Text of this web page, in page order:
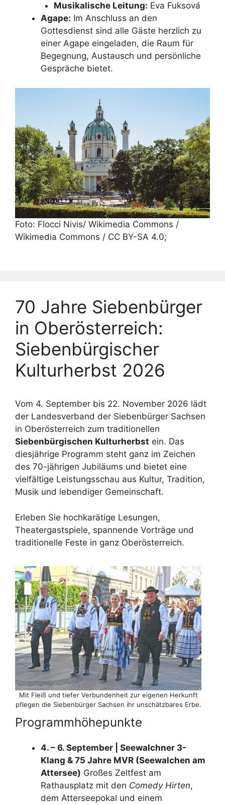
Musikalische Leitung: Eva Fuksová
Agape: Im Anschluss an den
Gottesdienst sind alle Gäste herzlich zu
einer Agape eingeladen, die Raum für
Begegnung, Austausch und persönliche
Gespräche bietet.
Foto: Flocci Nivis/ Wikimedia Commons /
Wikimedia Commons / CC BY-SA 4.0;
70 Jahre Siebenbürger
in Oberösterreich:
Siebenbürgischer
Kulturherbst 2026
Vom 4. September bis 22. November 2026 lädt
der Landesverband der Siebenbürger Sachsen
in Oberösterreich zum traditionellen
Siebenbürgischen Kulturherbst ein. Das
diesjährige Programm steht ganz im Zeichen
des 70-jährigen Jubiläums und bietet eine
vielfältige Leistungsschau aus Kultur, Tradition,
Musik und lebendiger Gemeinschaft.
Erleben Sie hochkarätige Lesungen,
Theatergastspiele, spannende Vorträge und
traditionelle Feste in ganz Oberösterreich.
Mit Fleiß und tiefer Verbundenheit zur eigenen Herkunft
pflegen die Siebenbürger Sachsen ihr unschätzbares Erbe.
Programmhöhepunkte
4. – 6. September | Seewalchner 3-
Klang & 75 Jahre MVR (Seewalchen am
Attersee) Großes Zeltfest am
Rathausplatz mit den Comedy Hirten,
dem Atterseepokal und einem